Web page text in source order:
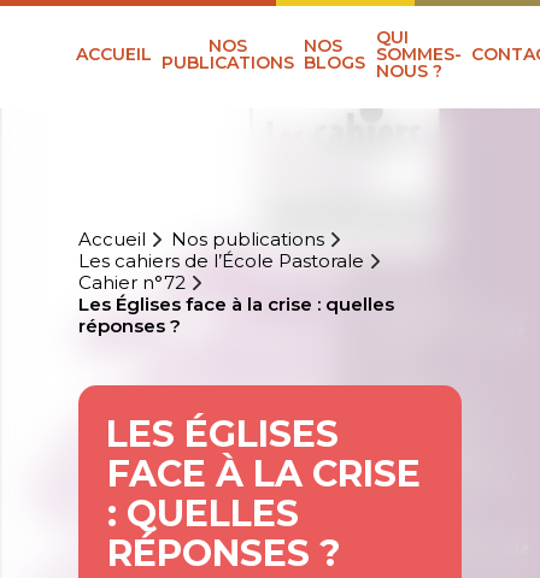
ACCUEIL NOS
PUBLICATIONS
NOS
BLOGS
QUI
SOMMES-
NOUS ?
Accueil
Nos publications
Les cahiers de l’École Pastorale
Cahier n°72
Les Églises face à la crise : quelles
réponses ?
LES ÉGLISES
FACE À LA CRISE
: QUELLES
RÉPONSES ?